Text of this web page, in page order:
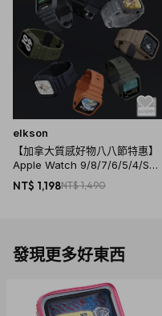
elkson
【加拿大質感好物八八節特惠】
Apple Watch 9/8/7/6/5/4/SE
一體成形軍規錶帶 - 44/45mm(
8色)
NT$ 1,198NT$ 1,490
發現更多好東西